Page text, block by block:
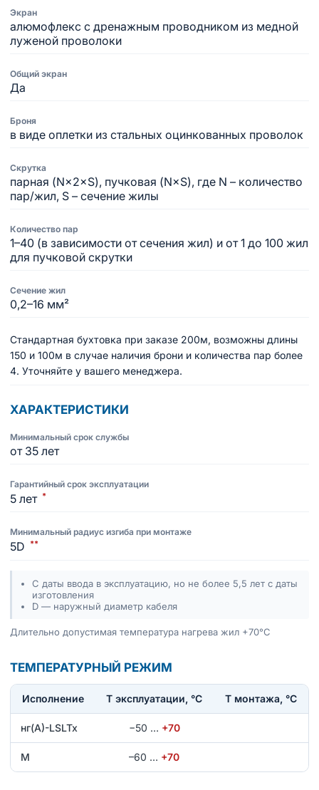
Экран
алюмофлекс с дренажным проводником из медной
луженой проволоки
Общий экран
Да
Броня
в виде оплетки из стальных оцинкованных проволок
Скрутка
парная (N×2×S), пучковая (N×S), где N – количество
пар/жил, S – сечение жилы
Количество пар
1–40 (в зависимости от сечения жил) и от 1 до 100 жил
для пучковой скрутки
Сечение жил
0,2–16 мм²
Стандартная бухтовка при заказе 200м, возможны длины
150 и 100м в случае наличия брони и количества пар более
4. Уточняйте у вашего менеджера.
ХАРАКТЕРИСТИКИ
Минимальный срок службы
от 35 лет
Гарантийный срок эксплуатации
5 лет *
Минимальный радиус изгиба при монтаже
5D **
С даты ввода в эксплуатацию, но не более 5,5 лет с даты
изготовления
D — наружный диаметр кабеля
Длительно допустимая температура нагрева жил +70°C
ТЕМПЕРАТУРНЫЙ РЕЖИМ
Исполнение T эксплуатации, °С Т монтажа, °С
нг(А)-LSLTx −50 … +70
М –60 … +70